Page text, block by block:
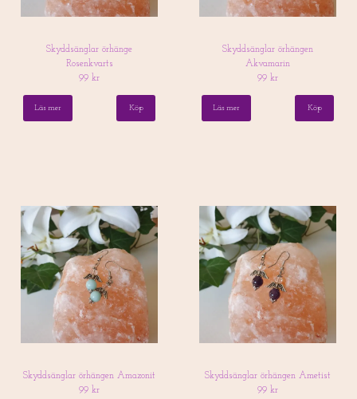
Skyddsänglar örhänge
Rosenkvarts
99 kr
Läs mer
Skyddsänglar örhängen
Akvamarin
99 kr
Läs mer
Skyddsänglar örhängen Amazonit
99 kr
Skyddsänglar örhängen Ametist
99 kr